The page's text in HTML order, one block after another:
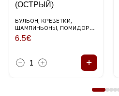
(ОСТРЫЙ)
БУЛЬОН, КРЕВЕТКИ,
ШАМПИНЬОНЫ, ПОМИДОРЫ
ЧЕРРИ, ЛЕМОНГРАСС,
КАРИАНДЕР, КОКОСОВОЕ
6.5€
1 +